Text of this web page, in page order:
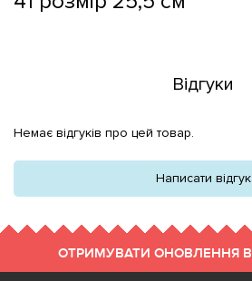
Відгуки
Немає відгуків про цей товар.
Написати відгук
ОТРИМУВАТИ ОНОВЛЕННЯ В